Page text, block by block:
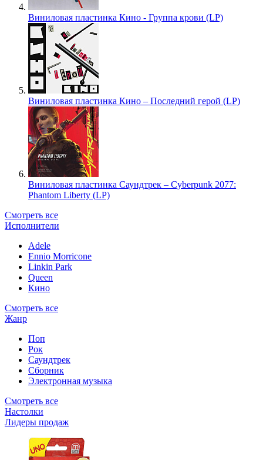
Виниловая пластинка Кино - Группа крови (LP)
Виниловая пластинка Кино – Последний герой (LP)
Виниловая пластинка Саундтрек – Cyberpunk 2077:
Phantom Liberty (LP)
Смотреть все
Исполнители
Adele
Ennio Morricone
Linkin Park
Queen
Кино
Смотреть все
Жанр
Поп
Рок
Саундтрек
Сборник
Электронная музыка
Смотреть все
Настолки
Лидеры продаж